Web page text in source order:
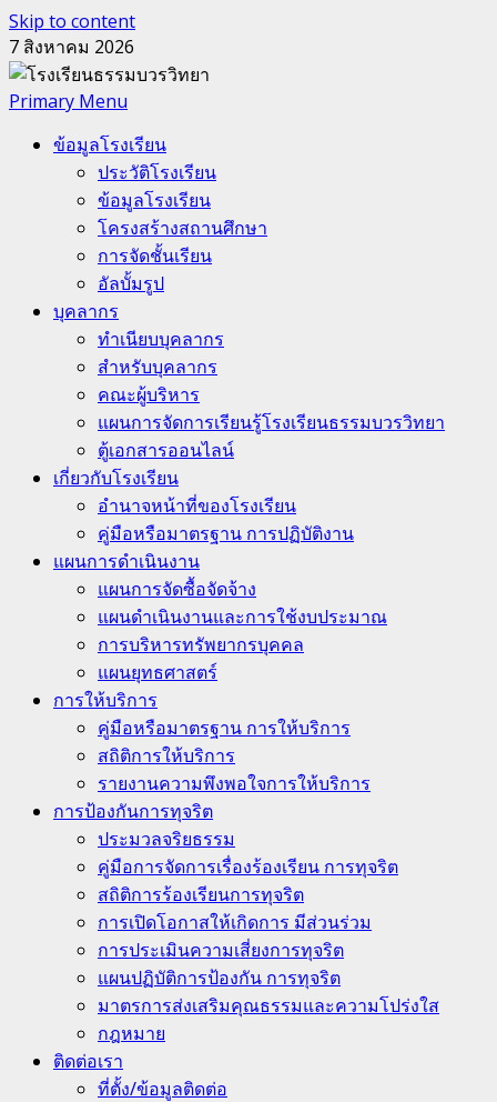
Skip to content
7 สิงหาคม 2026
Primary Menu
ข้อมูลโรงเรียน
ประวัติโรงเรียน
ข้อมูลโรงเรียน
โครงสร้างสถานศึกษา
การจัดชั้นเรียน
อัลบั้มรูป
บุคลากร
ทำเนียบบุคลากร
สำหรับบุคลากร
คณะผู้บริหาร
แผนการจัดการเรียนรู้โรงเรียนธรรมบวรวิทยา
ตู้เอกสารออนไลน์
เกี่ยวกับโรงเรียน
อำนาจหน้าที่ของโรงเรียน
คู่มือหรือมาตรฐาน การปฏิบัติงาน
แผนการดำเนินงาน
แผนการจัดซื้อจัดจ้าง
แผนดำเนินงานและการใช้งบประมาณ
การบริหารทรัพยากรบุคคล
แผนยุทธศาสตร์
การให้บริการ
คู่มือหรือมาตรฐาน การให้บริการ
สถิติการให้บริการ
รายงานความพึงพอใจการให้บริการ
การป้องกันการทุจริต
ประมวลจริยธรรม
คู่มือการจัดการเรื่องร้องเรียน การทุจริต
สถิติการร้องเรียนการทุจริต
การเปิดโอกาสให้เกิดการ มีส่วนร่วม
การประเมินความเสี่ยงการทุจริต
แผนปฏิบัติการป้องกัน การทุจริต
มาตรการส่งเสริมคุณธรรมและความโปร่งใส
กฎหมาย
ติดต่อเรา
ที่ตั้ง/ข้อมูลติดต่อ